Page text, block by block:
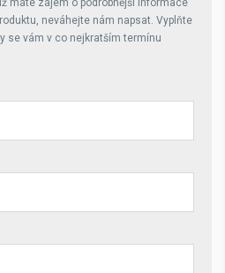
máte zájem o podrobnější informace
neváhejte nám napsat. Vyplňte
se vám v co nejkratším termínu